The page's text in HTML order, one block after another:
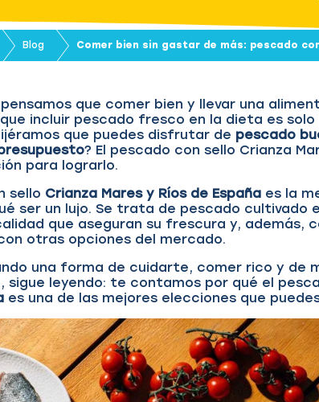
Blog Comer bien sin gastar de más: pescado
que comer bien y llevar una
incluir pescado fresco en la dieta es solo
que puedes disfrutar de pescado
? El pescado con sello Crianza
para lograrlo.
sello Crianza Mares y Ríos de España es la
ser un lujo. Se trata de pescado cultivado
que aseguran su frescura y, además,
otras opciones del mercado.
una forma de cuidarte, comer rico y de
sigue leyendo: te contamos por qué el
es una de las mejores elecciones que